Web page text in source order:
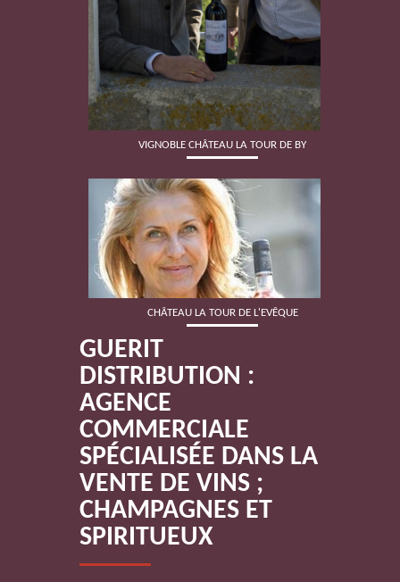
VIGNOBLE CHÂTEAU LA TOUR DE BY
CHÂTEAU LA TOUR DE L'EVÊQUE
CLOS DE NANCREVANT
GUERIT
DISTRIBUTION :
AGENCE
COMMERCIALE
SPÉCIALISÉE DANS LA
VENTE DE VINS ;
CHAMPAGNES ET
SPIRITUEUX